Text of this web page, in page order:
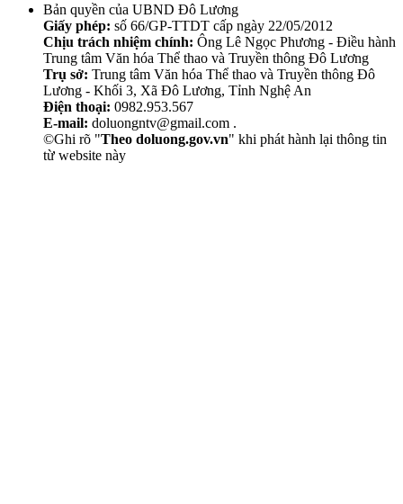
Bản quyền của UBND Đô Lương
Giấy phép: số 66/GP-TTDT cấp ngày 22/05/2012
Chịu trách nhiệm chính: Ông Lê Ngọc Phương - Điều hành
Trung tâm Văn hóa Thể thao và Truyền thông Đô Lương
Trụ sở: Trung tâm Văn hóa Thể thao và Truyền thông Đô
Lương - Khối 3, Xã Đô Lương, Tỉnh Nghệ An
Điện thoại: 0982.953.567
E-mail: doluongntv@gmail.com .
©Ghi rõ "Theo doluong.gov.vn" khi phát hành lại thông tin
từ website này